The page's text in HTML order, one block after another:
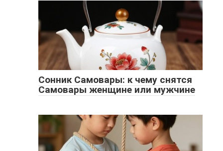
Сонник Самовары: к чему снятся
Самовары женщине или мужчине